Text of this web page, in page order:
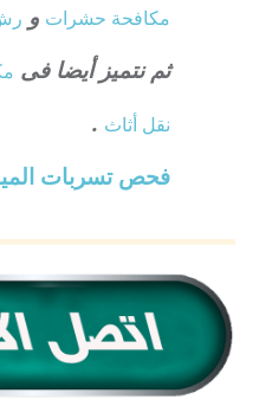
مكافحة حشرات و
ثم نتميز أيضا فى
نقل أثاث .
فحص تسربات